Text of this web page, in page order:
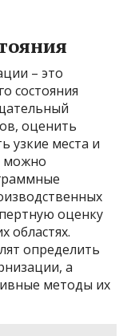
– это
состояния
оценить
узкие места и
можно
оценку
областях.
определить
а
методы их